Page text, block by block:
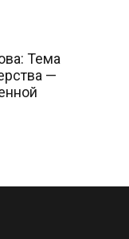
Тема
—